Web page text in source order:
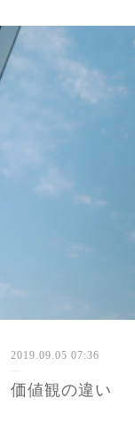
2019.09.05 07:36
価値観の違い